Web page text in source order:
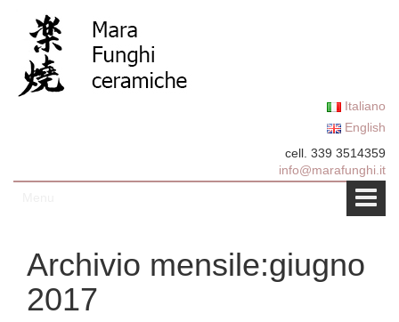
Italiano
English
cell. 339 3514359
info@marafunghi.it
Archivio mensile:giugno
2017